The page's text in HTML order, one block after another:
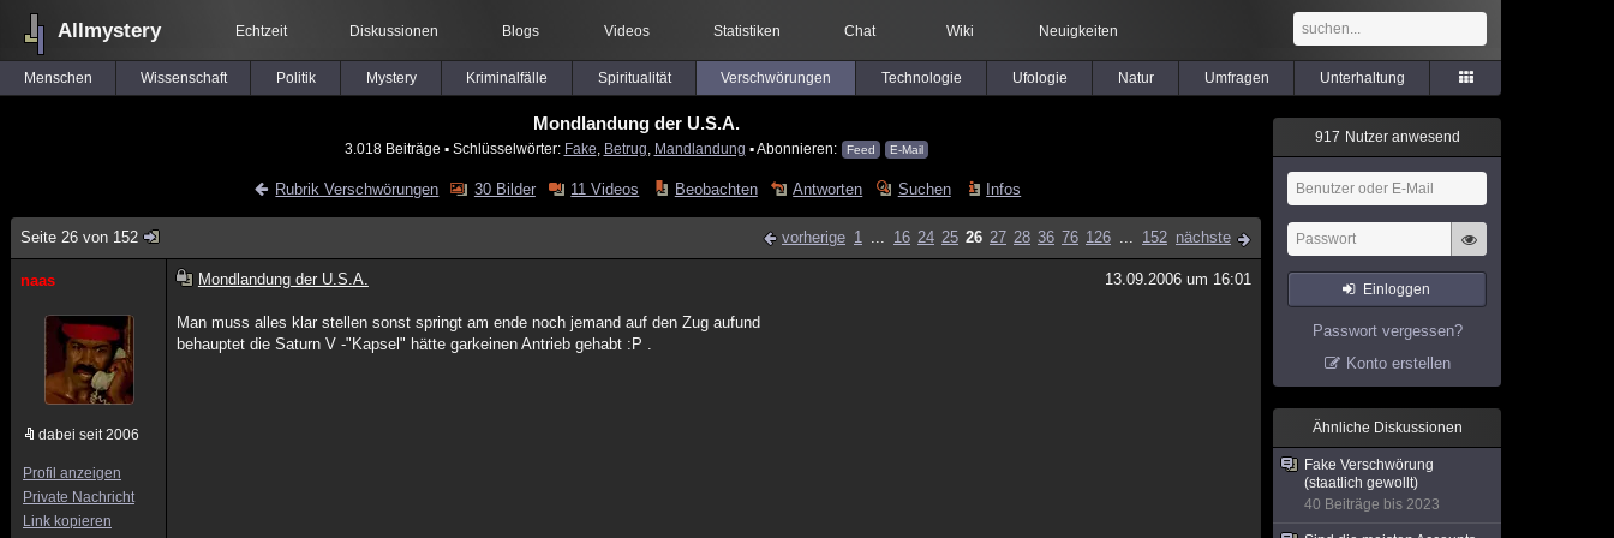
Allmystery Echtzeit Diskussionen Blogs Videos Statistiken Chat Wiki Neuigkeiten
Menschen Wissenschaft Politik Mystery Kriminalfälle Spiritualität Verschwörungen Technologie Ufologie Natur Umfragen Unterhaltung
Mondlandung der U.S.A.
3.018 Beiträge ▪ Schlüsselwörter: Fake Betrug Mandlandung ▪ Abonnieren: Feed E-Mail
Rubrik Verschwörungen 30 Bilder 11 Videos Beobachten Antworten Suchen Infos
Seite 26 von 152 vorherige 1 ... 16 24 25 26 27 28 36 76 126 ... 152 nächste
naas
dabei seit 2006
Profil anzeigen
Private Nachricht
Link kopieren
Mondlandung der U.S.A. 13.09.2006 um 16:01
Man muss alles klar stellen sonst springt am ende noch jemand auf den Zug aufund
behauptet die Saturn V -"Kapsel" hätte garkeinen Antrieb gehabt :P .
917 Nutzer anwesend
Einloggen
Passwort vergessen?
Konto erstellen
Ähnliche Diskussionen
Fake Verschwörung
(staatlich gewollt)
40 Beiträge bis 2023